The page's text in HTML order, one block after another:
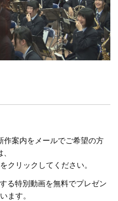
作案内をメールでご希望の方
、
クリックしてください。
る特別動画を無料でプレゼン
ます。